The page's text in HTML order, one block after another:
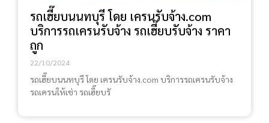
รถเฮี๊ยบนนทบุรี โดย เครนรับจ้าง.com
บริการรถเครนรับจ้าง รถเฮี๊ยบรับจ้าง ราคา
ถูก
22/10/2024
รถเฮี๊ยบนนทบุรี โดย เครนรับจ้าง.com บริการรถเครนรับจ้าง
รถเครนให้เช่า รถเฮี๊ยบรั